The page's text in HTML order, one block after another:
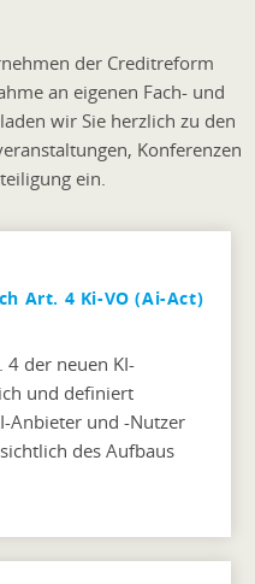
der Creditreform
an eigenen Fach- und
wir Sie herzlich zu den
Konferenzen
ein.
Art. 4 Ki-VO (Ai-Act)
4 der neuen KI-
und definiert
Anbieter und -Nutzer
des Aufbaus